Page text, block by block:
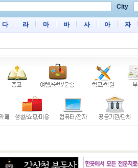
City
다 라 마 바 사 아 자